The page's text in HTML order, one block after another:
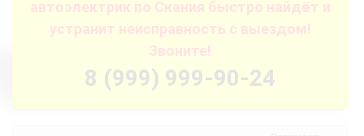
автоэлектрик по Скания быстро найдёт и
устранит неисправность с выездом!
Звоните!
8 (999) 999-90-24